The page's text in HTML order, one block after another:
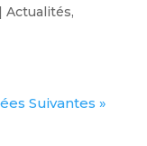
| Actualités,
Suivantes »